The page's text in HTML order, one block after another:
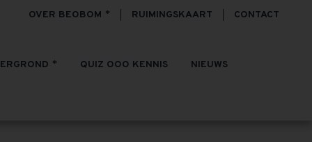
OVER BEOBOM RUIMINGSKAART CONTACT
QUIZ OOO KENNIS NIEUWS